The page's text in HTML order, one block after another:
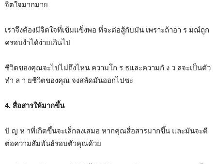
จิตใจมากมาย
เราจึงต้องมีจิตใจที่เข้มแข็งพอ ที่จะต่อสู้กับมัน เพราะถ้าอา ร มณ์ถูก
ครอบงำได้ง่ายเกินไป
ชีวิตของคุณจะไปไม่ถึงไหน ความโก ร ธและความกั ง ว ลจะเป็นตัว
ทำ ล า ยชีวิตของคุณ จงสลัดมันออกไปซะ
4. สื่อสารให้มากขึ้น
ปั ญ ห าที่เกิดขึ้นจะเล็กลงเสมอ หากคุณสื่อสารมากขึ้น และมันจะดี
ต่อความสัมพันธ์รอบตัวคุณด้วย